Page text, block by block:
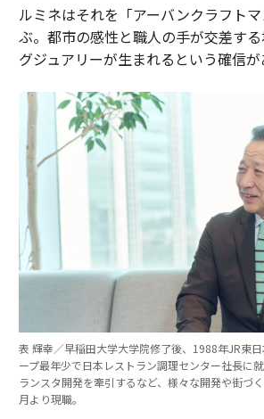
ルミネはそれを「アーバンクラフト
ぶ。都市の感性と職人の手が交差す
グジュアリーが生まれるという確信が
表 輝幸／早稲田大学大学院修了後、1988年JR東
ープ最年少で日本レストラン調理センター社長に
ランスタ開発を牽引するなど、様々な開発や街づ
月より現職。